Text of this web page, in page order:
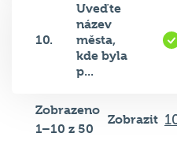
10.
Uveďte
název
města,
kde byla
p...
Zobrazeno
1–10 z 50
Zobrazit